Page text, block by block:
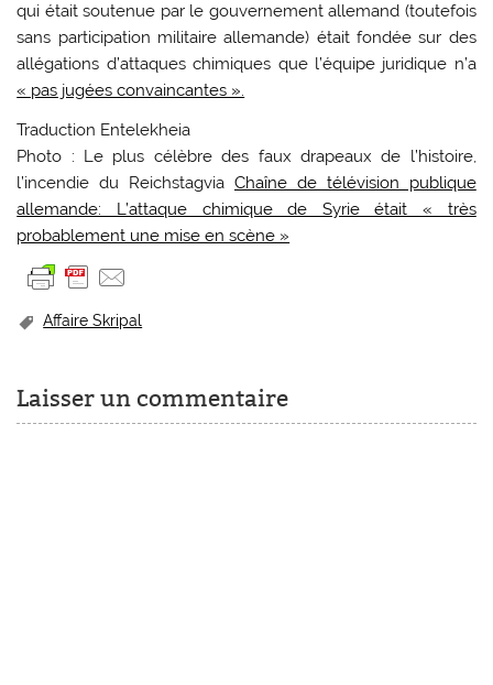
qui était soutenue par le gouvernement allemand (toutefois
sans participation militaire allemande) était fondée sur des
allégations d’attaques chimiques que l’équipe juridique n’a
« pas jugées convaincantes ».
Traduction Entelekheia
Photo : Le plus célèbre des faux drapeaux de l’histoire,
l’incendie du Reichstagvia Chaîne de télévision publique
allemande: L’attaque chimique de Syrie était « très
probablement une mise en scène »
Affaire Skripal
Laisser un commentaire